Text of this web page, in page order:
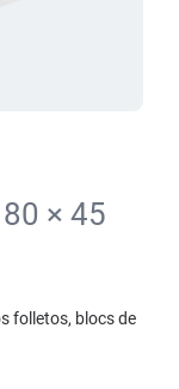
× 45
folletos, blocs de